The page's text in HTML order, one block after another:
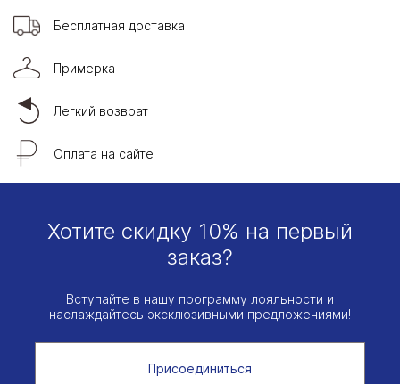
Бесплатная доставка
Примерка
Легкий возврат
Оплата на сайте
Хотите скидку 10% на первый
заказ?
Вступайте в нашу программу лояльности и
наслаждайтесь эксклюзивными предложениями!
Присоединиться